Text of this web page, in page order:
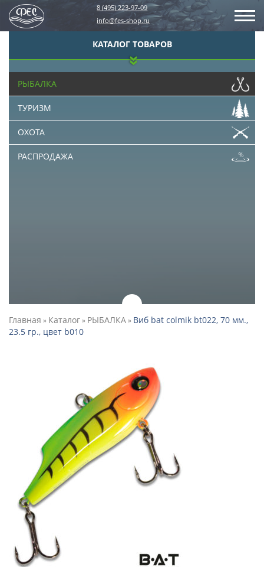
8 (495) 223-97-09
info@fes-shop.ru
КАТАЛОГ ТОВАРОВ
РЫБАЛКА
ТУРИЗМ
ОХОТА
РАСПРОДАЖА
Главная » Каталог» РЫБАЛКА» Виб bat colmik bt022, 70 мм.,
23.5 гр., цвет b010